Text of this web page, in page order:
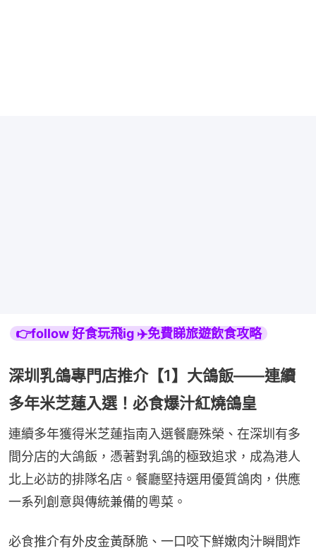
👉follow 好食玩飛ig ✈️免費睇旅遊飲食攻略
深圳乳鴿專門店推介【1】大鴿飯——連續
多年米芝蓮入選！必食爆汁紅燒鴿皇
連續多年獲得米芝蓮指南入選餐廳殊榮、在深圳有多
間分店的大鴿飯，憑著對乳鴿的極致追求，成為港人
北上必訪的排隊名店。餐廳堅持選用優質鴿肉，供應
一系列創意與傳統兼備的粵菜。
必食推介有外皮金黃酥脆、一口咬下鮮嫩肉汁瞬間炸